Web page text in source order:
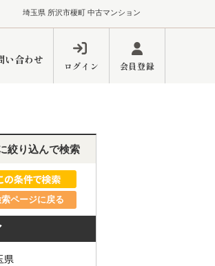
埼玉県 所沢市榎町 中古マンション
ブログ
い合わせ ログイン 会員登録
絞り込んで検索
ページに戻る
県